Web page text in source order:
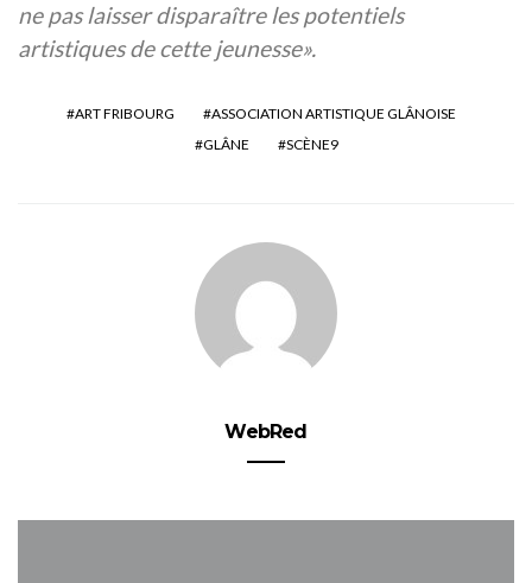
ne pas laisser disparaître les potentiels
artistiques de cette jeunesse».
ART FRIBOURG
ASSOCIATION ARTISTIQUE GLÂNOISE
GLÂNE
SCÈNE9
WebRed